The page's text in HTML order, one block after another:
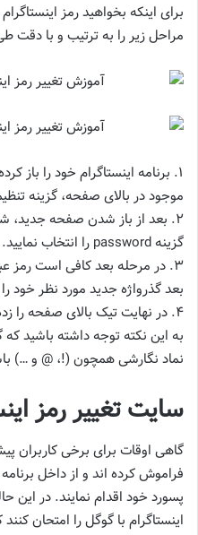
برای اینکه بخواهید رمز
مراحل زیر را به ترتیب و با دقت
1. برنامه اینستاگرام خود را
موجود در بالای صفحه، گزینه
گزینه password را انتخاب نمایید.
3. در مرحله بعد کافی است رمز
بعد گذرواژه جدید مورد نظر خود
4. در نهایت تیک بالای صفحه را
نماد نگارشی همچون (!، @ و …)
سایت تغییر رمز
گاهی اوقات برای برخی کاربران
فراموش کرده اند و از داخل
پسورد خود اقدام نمایند. در
اینستاگرام با گوگل را امتحان